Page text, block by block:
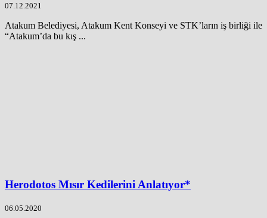
07.12.2021
Atakum Belediyesi, Atakum Kent Konseyi ve STK’ların iş birliği ile
“Atakum’da bu kış ...
Herodotos Mısır Kedilerini Anlatıyor*
06.05.2020